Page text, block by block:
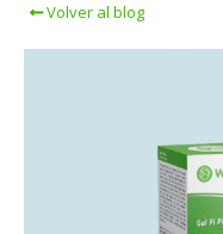
Volver al blog